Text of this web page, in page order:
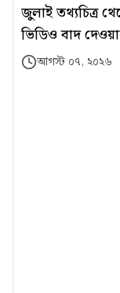
জুলাই তথ্যচিত্র
ভিডিও বাদ
আগস্ট ০৭, ২০২৬